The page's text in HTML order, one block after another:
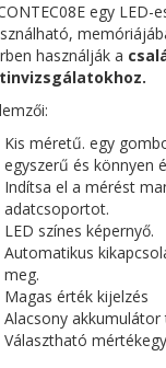
egy
használják a
Kis méretű. egy
egyszerű és könnyen
Indítsa el a mérést
adatcsoportot.
LED színes képernyő.
Automatikus
meg.
Magas érték kijelzés
Alacsony
Választható